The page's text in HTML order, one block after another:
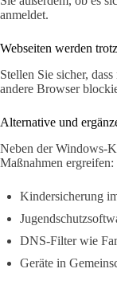
anmeldet.
Webseiten werden
Stellen Sie sicher,
andere Browser
Alternative und
Neben der Windows-
Maßnahmen ergreifen:
Kindersicherung
DNS-Filter wie
Geräte in